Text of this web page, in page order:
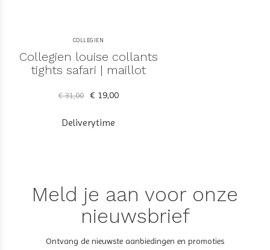
COLLEGIEN
Collegien louise collants
tights safari | maillot
€ 31,00 € 19,00
Deliverytime
Meld je aan voor onze
nieuwsbrief
Ontvang de nieuwste aanbiedingen en promoties